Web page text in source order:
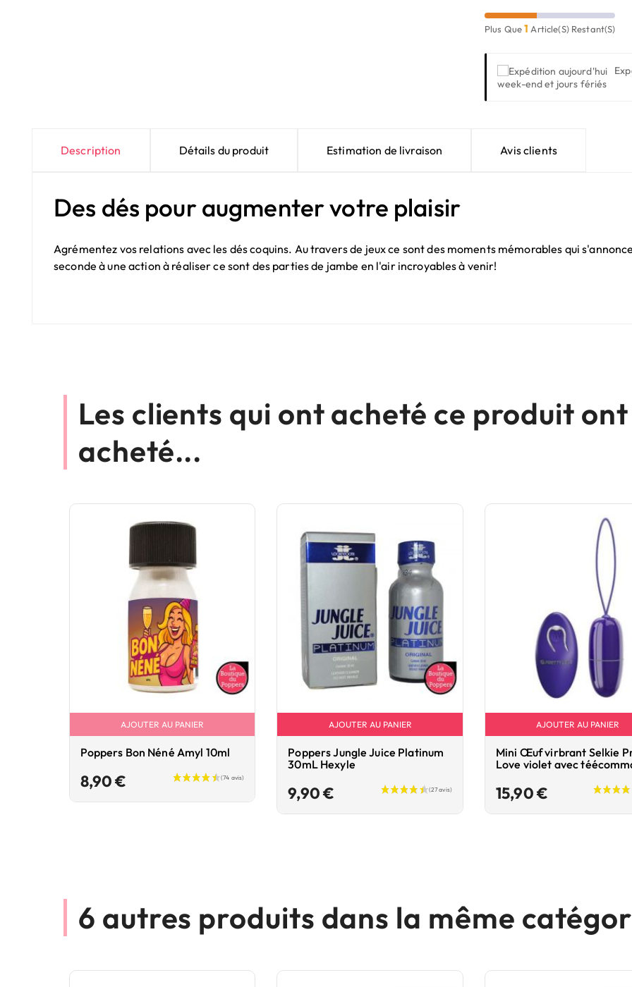
Plus Que1 Article(s) Restant(s)
week-end et jours fériés
Description Détails du produit Estimation de livraison Avis clients
Des dés pour augmenter votre plaisir
Agrémentez vos relations avec les dés coquins. Au travers de jeux ce sont des moments mémorables qui
seconde à une action à réaliser ce sont des parties de jambe en l'air incroyables à venir!
Les clients qui ont acheté ce produit
acheté...
AJOUTER AU PANIER
Poppers Bon Néné Amyl 10ml
8,90 €
AJOUTER AU PANIER
Poppers Jungle Juice Platinum
30mL Hexyle
9,90 €
AJOUTER AU PANIER
Mini Œuf virbrant Selkie
Love violet avec
15,90 €Prix
6 autres produits dans la même